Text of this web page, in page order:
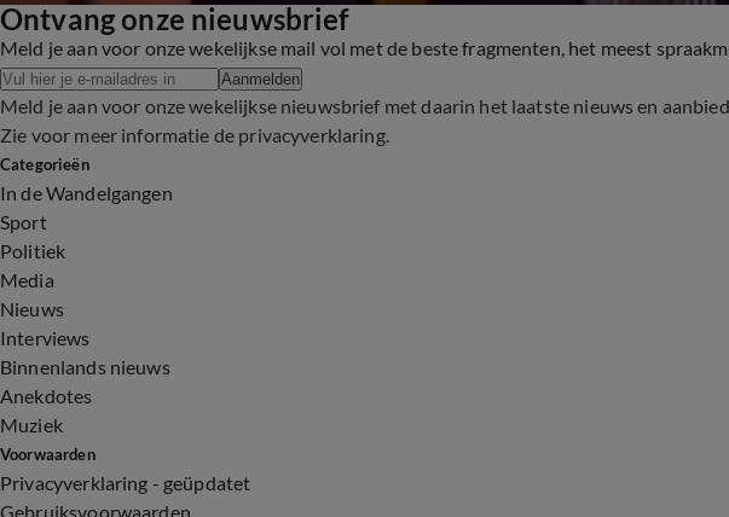
Ontvang onze nieuwsbrief
Meld je aan voor onze wekelijkse mail vol met de beste fragmenten, het meest
Aanmelden
Meld je aan voor onze wekelijkse nieuwsbrief met daarin het laatste nieuws en
Zie voor meer informatie de privacyverklaring.
Categorieën
In de Wandelgangen
Sport
Politiek
Media
Nieuws
Interviews
Binnenlands nieuws
Anekdotes
Muziek
Voorwaarden
Privacyverklaring - geüpdatet
Gebruiksvoorwaarden